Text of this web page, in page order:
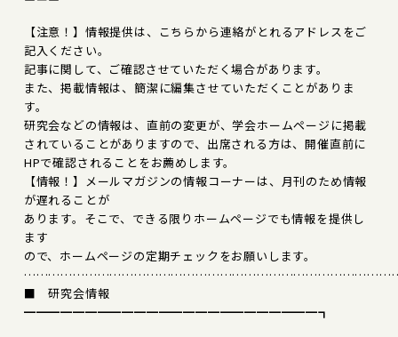
【注意！】情報提供は、こちらから連絡がとれるアドレスをご
記入ください。
記事に関して、ご確認させていただく場合があります。
また、掲載情報は、簡潔に編集させていただくことがありま
す。
研究会などの情報は、直前の変更が、学会ホームページに掲載
されていることがありますので、出席される方は、開催直前に
HPで確認されることをお薦めします。
【情報！】メールマガジンの情報コーナーは、月刊のため情報
が遅れることが
あります。そこで、できる限りホームページでも情報を提供し
ます
ので、ホームページの定期チェックをお願いします。
■ 研究会情報
━━━━━━━━━━━━━━━━━━━━━━━━┓